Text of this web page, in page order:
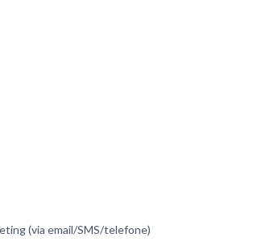
(via email/SMS/telefone)